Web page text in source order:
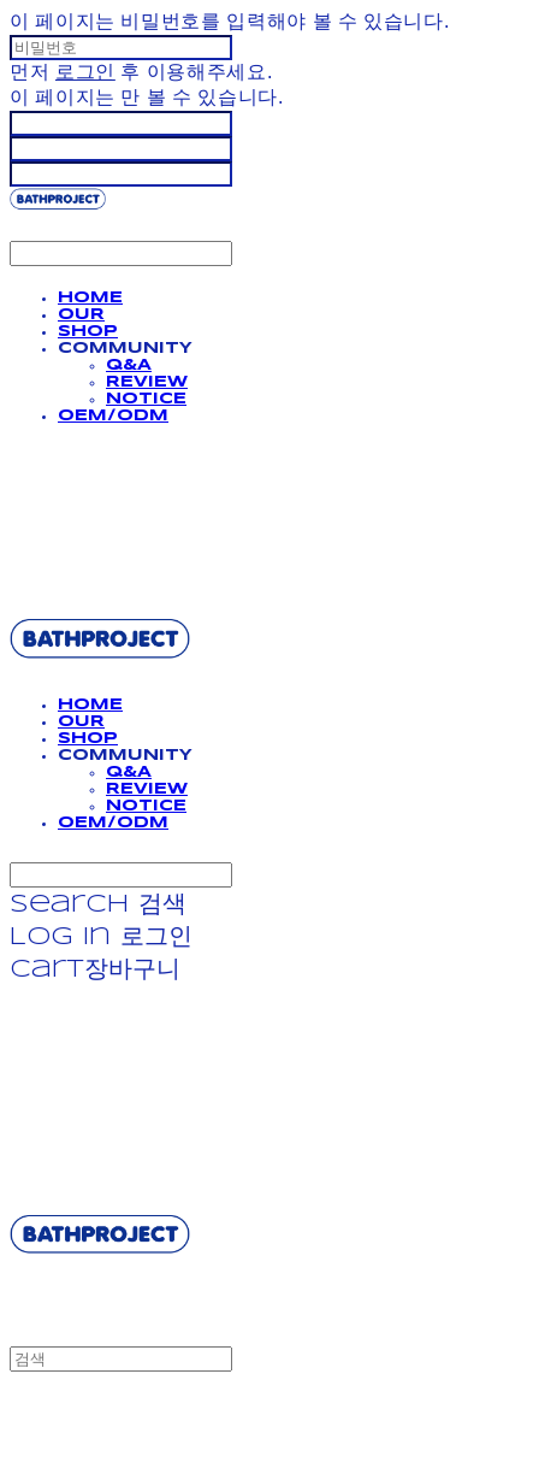
이 페이지는 비밀번호를 입력해야 볼 수 있습니다.
먼저 로그인 후 이용해주세요.
이 페이지는 만 볼 수 있습니다.
HOME
OUR
SHOP
COMMUNITY
Q&A
REVIEW
NOTICE
OEM/ODM
HOME
OUR
SHOP
COMMUNITY
Q&A
REVIEW
NOTICE
OEM/ODM
Search
검색
Log In
로그인
Cart장바구니